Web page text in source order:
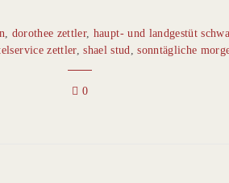
, dorothee zettler, haupt- und landgestüt
zettler,shael stud,sonntägliche
0